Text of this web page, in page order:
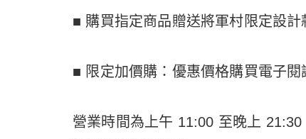
■ 購買指定商品贈送將軍村限定設
■ 限定加價購：優惠價格購買電子閱
營業時間為上午 11:00 至晚上